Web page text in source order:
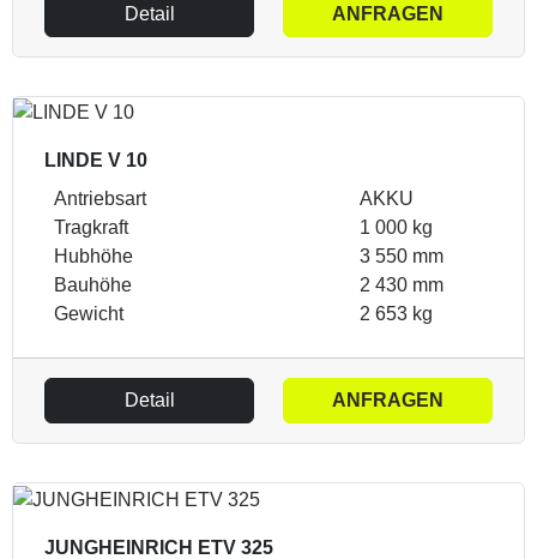
Detail ANFRAGEN
LINDE V 10
Antriebsart
AKKU
Tragkraft
1 000 kg
Hubhöhe
3 550 mm
Bauhöhe
2 430 mm
Gewicht
2 653 kg
Detail ANFRAGEN
JUNGHEINRICH ETV 325